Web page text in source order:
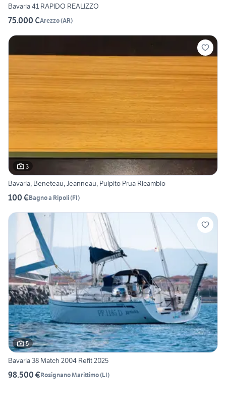
Bavaria 41 RAPIDO REALIZZO
75.000 €Arezzo(AR)
3
Bavaria, Beneteau, Jeanneau, Pulpito Prua Ricambio
100 €Bagno a Ripoli(FI)
5
Bavaria 38 Match 2004 Refit 2025
98.500 €Rosignano Marittimo(LI)